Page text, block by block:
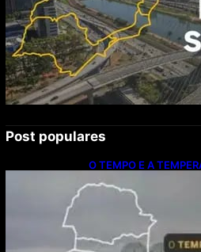
Post populares
O TEMPO E A